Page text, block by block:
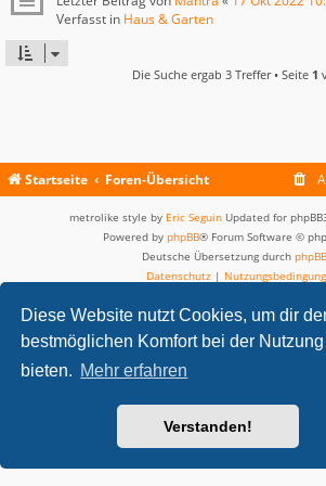
Diese Website nutzt Cookies, um dir
bestmöglichen Komfort bei der Nutzung
bieten. Mehr erfahren
Verstanden!
Verfasst in Haus & Garten
Die Suche ergab 3 Treffer • Seite 1
Startseite Foren-Übersicht
metrolike style by Eric Seguin Updated for
Powered by phpBB® Forum Software ©
Deutsche Übersetzung durch
Datenschutz |